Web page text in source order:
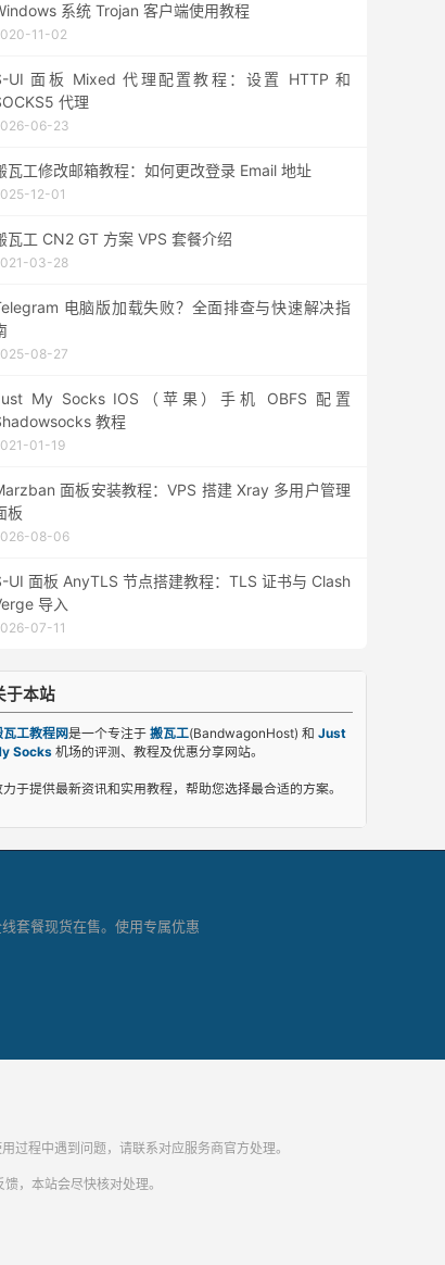
系统 Trojan 客户端使用教程
11-02
UI 面板 Mixed 代理配置教程：设置 HTTP 和
代理
06-23
瓦工修改邮箱教程：如何更改登录 Email 地址
12-01
瓦工 CN2 GT 方案 VPS 套餐介绍
03-28
电脑版加载失败？全面排查与快速解决指
08-27
My Socks IOS（苹果）手机 OBFS 配置
教程
01-19
面板安装教程：VPS 搭建 Xray 多用户管理
板
08-06
UI 面板 AnyTLS 节点搭建教程：TLS 证书与 Clash
导入
07-11
于本站
瓦工教程网是一个专注于 搬瓦工(BandwagonHost) 和 Just
Socks 机场的评测、教程及优惠分享网站。
力于提供最新资讯和实用教程，帮助您选择最合适的方案。
套餐现货在售。使用专属优惠
程中遇到问题，请联系对应服务商官方处理。
馈，本站会尽快核对处理。